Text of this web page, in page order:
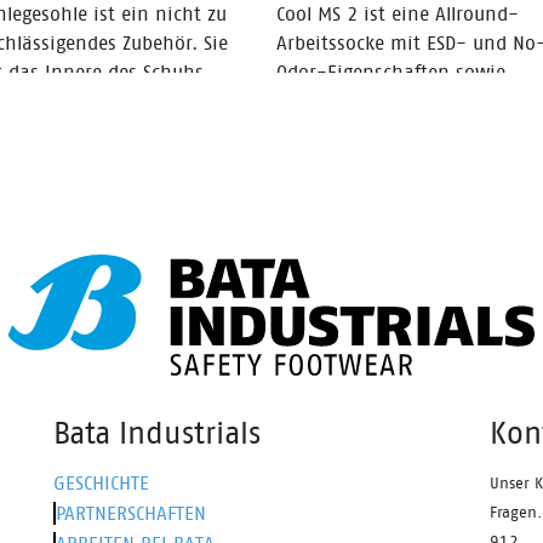
47 in einer Standardbreite
niedrig geschnittene Version
Modells ist der Radiance Pep.
ist ein nicht zu
Zubehör. Sie
das Innere des Schuhs
Cool MS 2 ist eine Allround-
Arbeitssocke mit ESD- und
Odor-Eigenschaften sowie
Bata Industrials
GESCHICHTE
PARTNERSCHAFTEN
Unser